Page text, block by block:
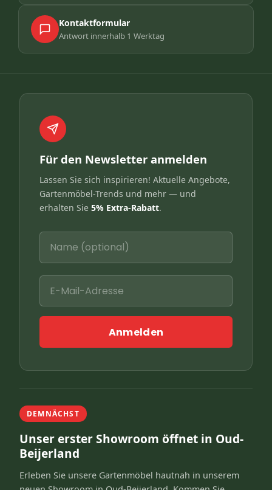
Kontaktformular
Antwort innerhalb 1 Werktag
Für den Newsletter anmelden
Lassen Sie sich inspirieren! Aktuelle Angebote,
Gartenmöbel-Trends und mehr — und
erhalten Sie 5% Extra-Rabatt.
Anmelden
DEMNÄCHST
Unser erster Showroom öffnet in Oud-
Beijerland
Erleben Sie unsere Gartenmöbel hautnah in unserem